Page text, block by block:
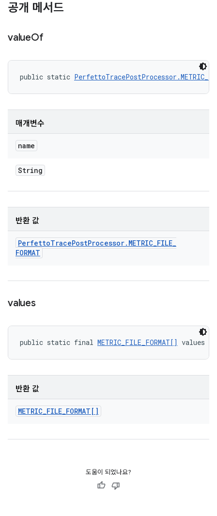
공개 메서드
valueOf
public static
매개변수
name
String
반환 값
PerfettoTracePostProcessor. METRIC_FILE_
FORMAT
values
public static final METRIC_FILE_FORMAT[] values ()
반환 값
METRIC_FILE_FORMAT[]
도움이 되었나요?